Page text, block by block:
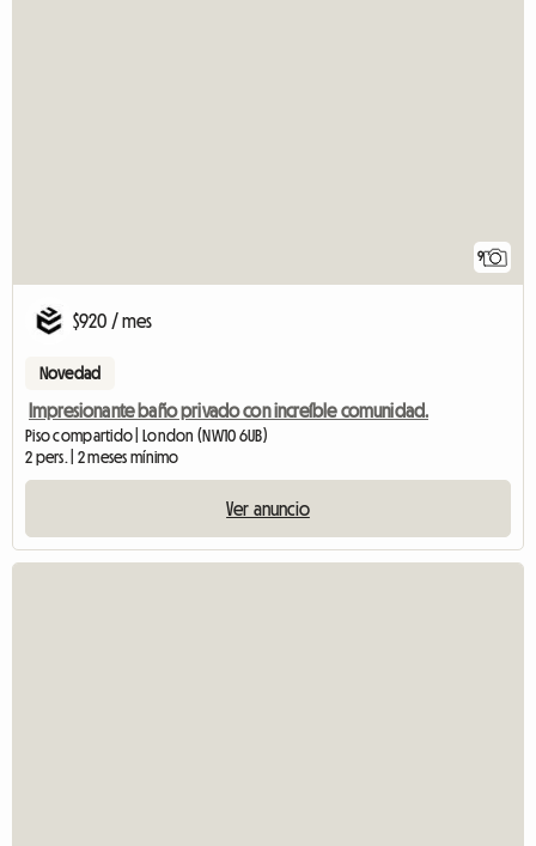
9
$920 / mes
Novedad
Impresionante baño privado con increíble comunidad.
Piso compartido | London (NW10 6UB)
2 pers. | 2 meses mínimo
Ver anuncio